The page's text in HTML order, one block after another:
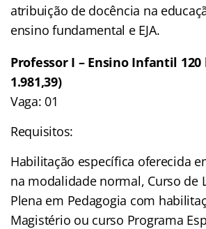
atribuição de docência na
ensino fundamental e EJA.
Professor I – Ensino Infantil 120
1.981,39)
Vaga: 01
Requisitos:
Habilitação específica oferecida
na modalidade normal, Curso de
Plena em Pedagogia com
Magistério ou curso Programa